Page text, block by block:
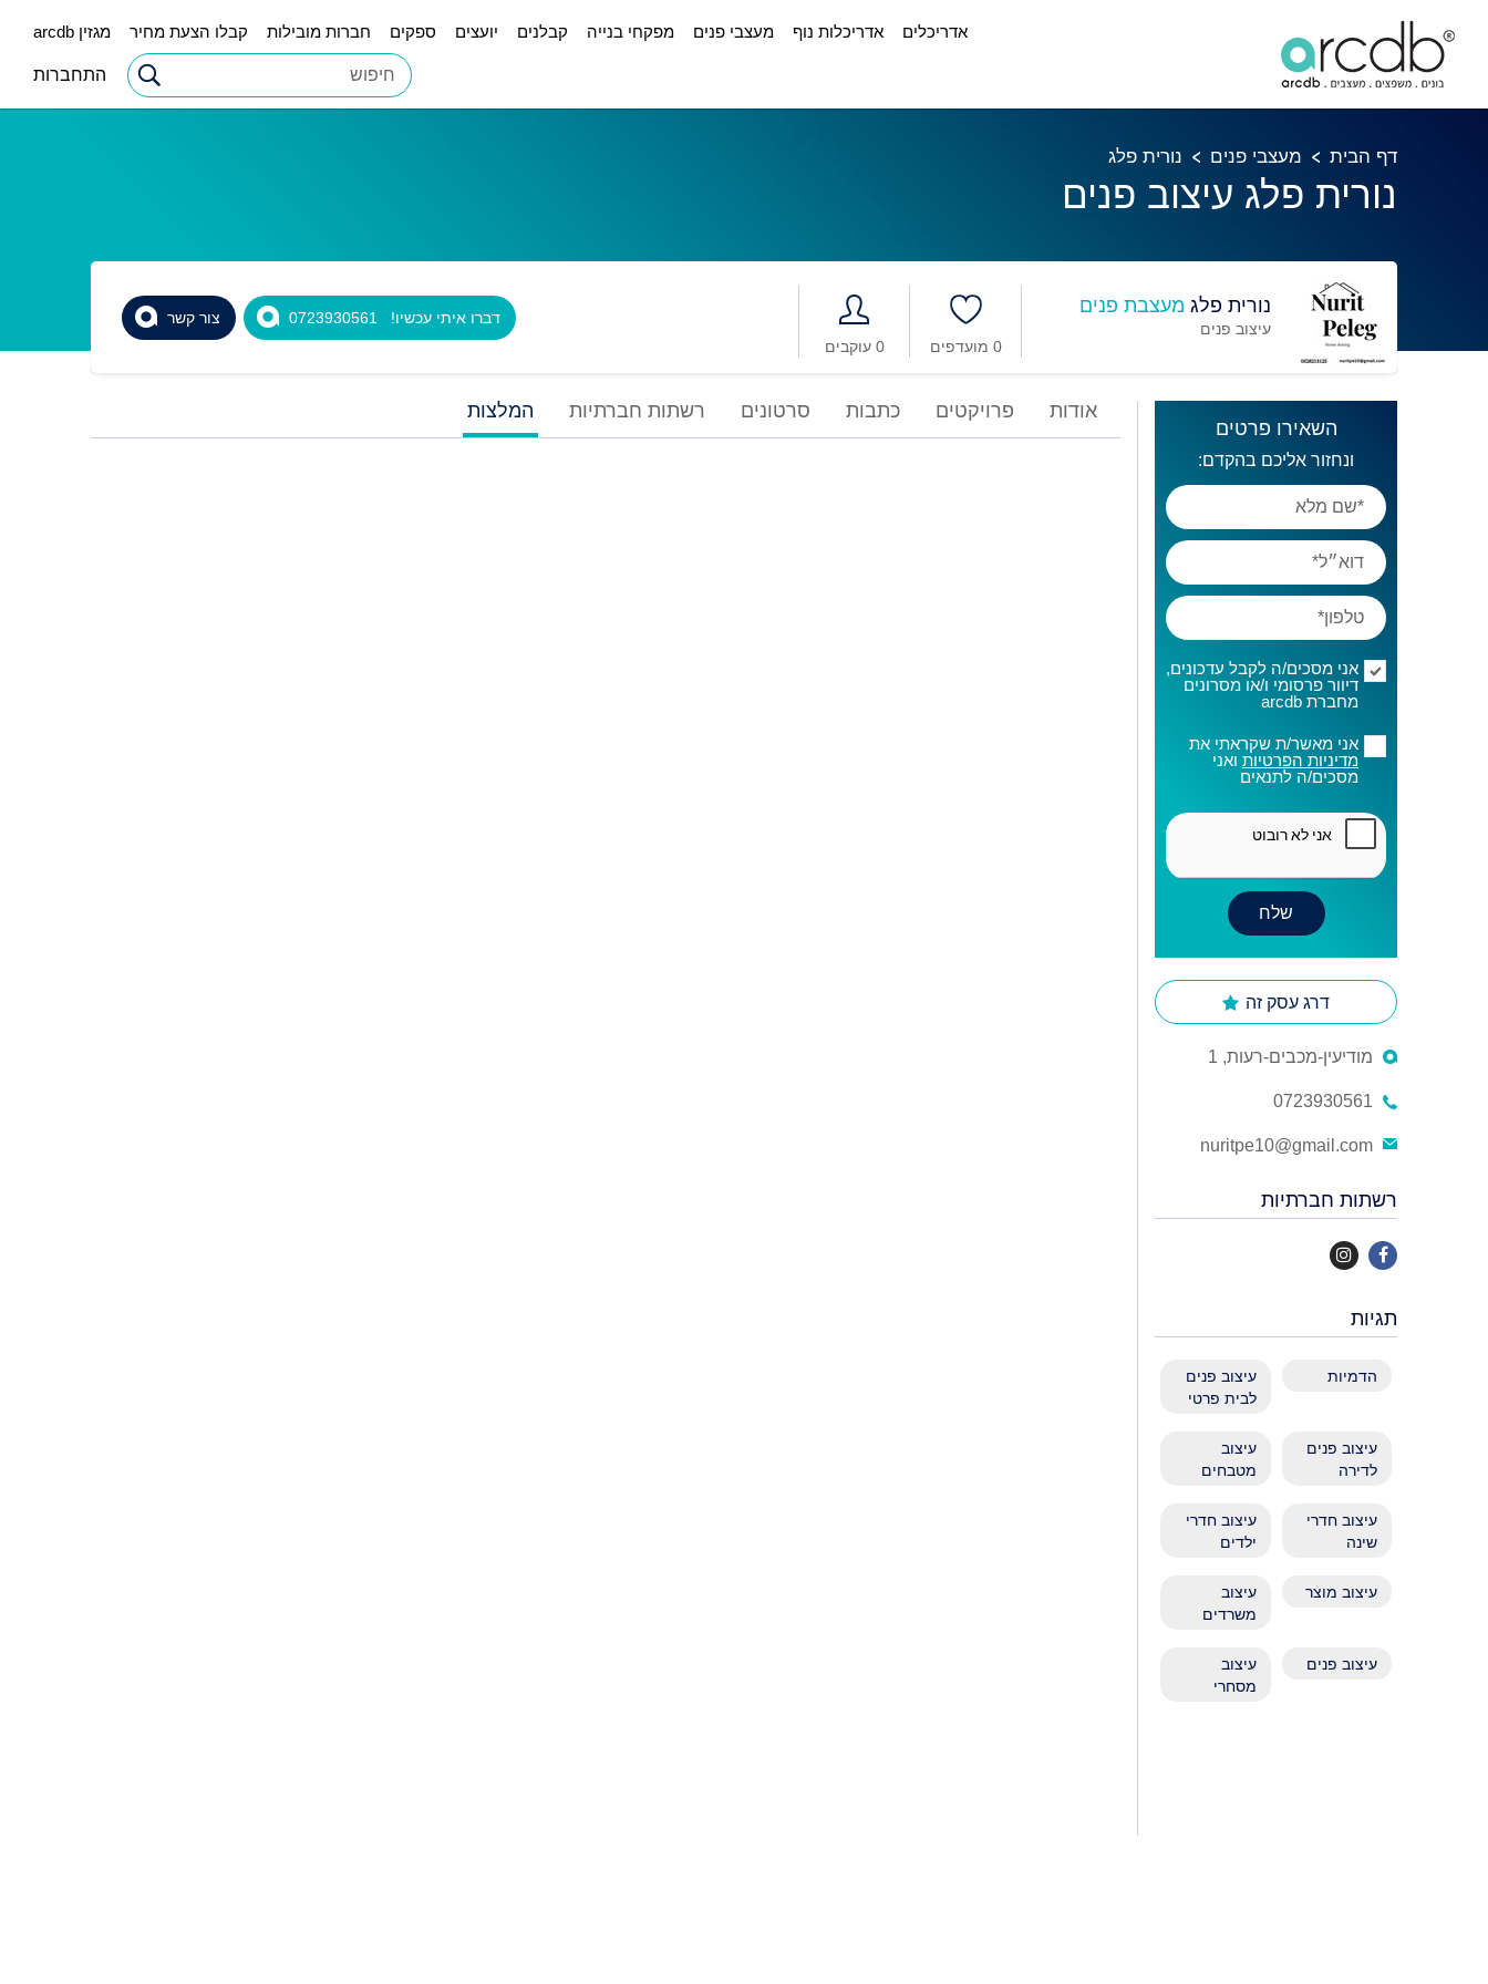
אדריכלים אדריכלות נוף מעצבי פנים מפקחי בנייה קבלנים יועצים ספקים חברות מובילות קבלו הצעת מחיר מגזין arcdb
התחברות
דף הבית מעצבי פנים נורית פלג
נורית פלג עיצוב פנים
נורית פלג מעצבת פנים
עיצוב פנים
0 עוקבים
0 מועדפים
צור קשר דברו איתי עכשיו! 0723930561
השאירו פרטים
ונחזור אליכם בהקדם:
אני מסכים/ה לקבל עדכונים,
דיוור פרסומי ו/או מסרונים
מחברת arcdb
אני מאשר/ת שקראתי את
מדיניות הפרטיות ואני
מסכים/ה לתנאים
דרג עסק זה
מודיעין-מכבים-רעות, 1
0723930561
nuritpe10@gmail.com
רשתות חברתיות
תגיות
הדמיות
עיצוב פנים
לבית פרטי
עיצוב פנים
לדירה
עיצוב
מטבחים
עיצוב חדרי
שינה
עיצוב חדרי
ילדים
עיצוב מוצר
עיצוב
משרדים
עיצוב פנים
עיצוב
מסחרי
אודות פרויקטים כתבות סרטונים רשתות חברתיות המלצות